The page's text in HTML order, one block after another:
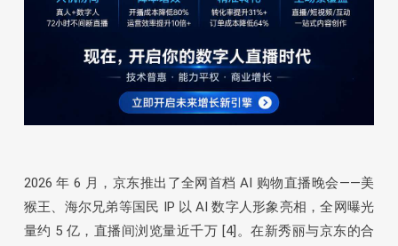
2026 年 6 月，京东推出了全网首档 AI 购物直播晚会——美
猴王、海尔兄弟等国民 IP 以 AI 数字人形象亮相，全网曝光
量约 5 亿，直播间浏览量近千万 [4]。在新秀丽与京东的合